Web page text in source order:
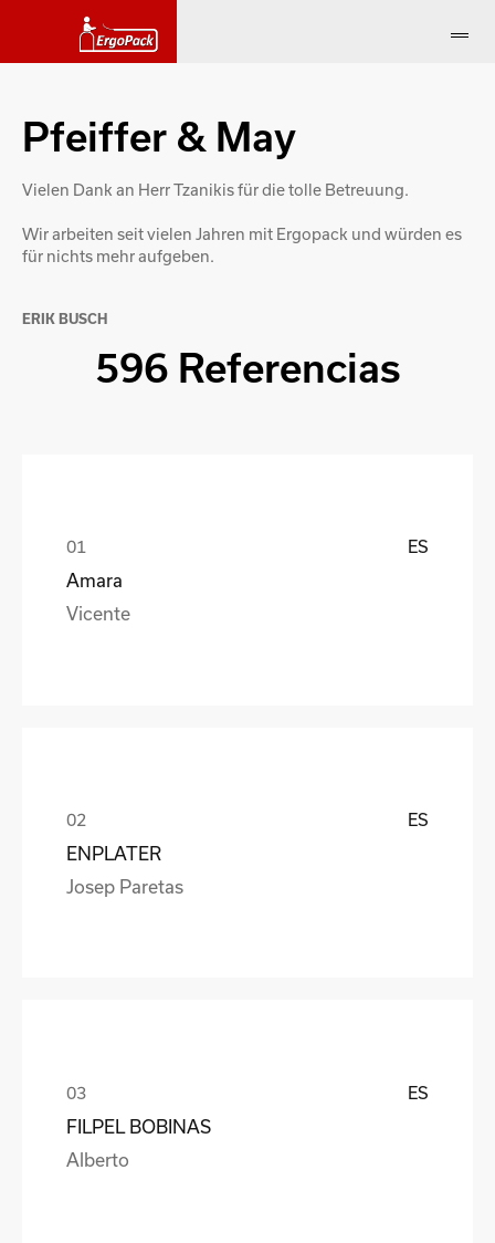
Pfeiffer & May
Vielen Dank an Herr Tzanikis für die tolle Betreuung.
Wir arbeiten seit vielen Jahren mit Ergopack und würden es
für nichts mehr aufgeben.
ERIK BUSCH
596 Referencias
ES
Amara
Vicente
ES
ENPLATER
Josep Paretas
ES
FILPEL BOBINAS
Alberto